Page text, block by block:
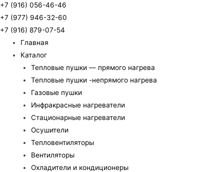
+7 (916) 056-46-46
+7 (977) 946-32-60
+7 (916) 879-07-54
Главная
Каталог
Тепловые пушки — прямого нагрева
Тепловые пушки -непрямого нагрева
Газовые пушки
Инфракрасные нагреватели
Стационарные нагреватели
Осушители
Тепловентиляторы
Вентиляторы
Охладители и кондиционеры